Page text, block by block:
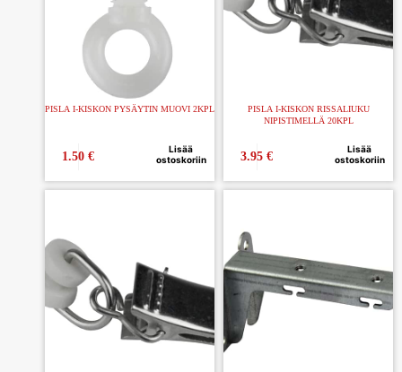
PISLA I-KISKON PYSÄYTIN MUOVI 2KPL
1.50€
Lisää
ostoskoriin
PISLA I-KISKON RISSALIUKU
NIPISTIMELLÄ 20KPL
3.95€
Lisää
ostoskoriin